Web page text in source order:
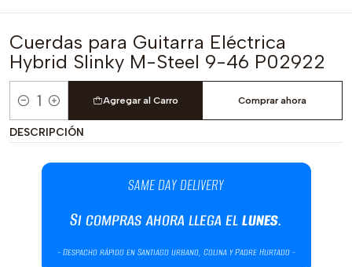
Cuerdas para Guitarra Eléctrica
Hybrid Slinky M-Steel 9-46 P02922
Cantidad
Agregar al Carro Comprar ahora
DESCRIPCIÓN